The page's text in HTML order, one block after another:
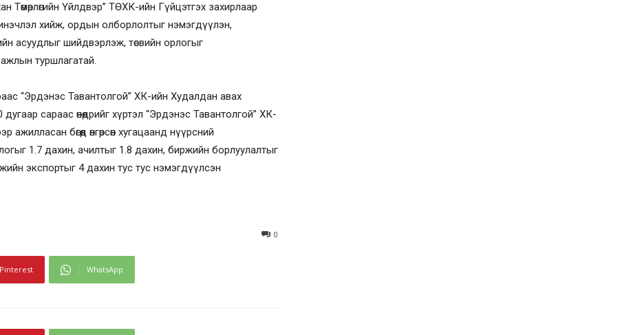
Төмөрлөгийн Үйлдвэр” ТӨХК-ийн Гүйцэтгэх захирлаар
хийж, ордын олборлолтыг нэмэгдүүлэн,
асуудлыг шийдвэрлэж, төсвийн орлогыг
туршлагатай.
“Эрдэнэс Тавантолгой” ХК-ийн Худалдан авах
сараас өнөөдрийг хүртэл “Эрдэнэс Тавантолгой” ХК-
бөгөөд өнгөрсөн хугацаанд нүүрсний
1.7 дахин, ачилтыг 1.8 дахин, биржийн борлуулалтыг
экспортыг 4 дахин тус тус нэмэгдүүлсэн
0
Pinterest WhatsApp